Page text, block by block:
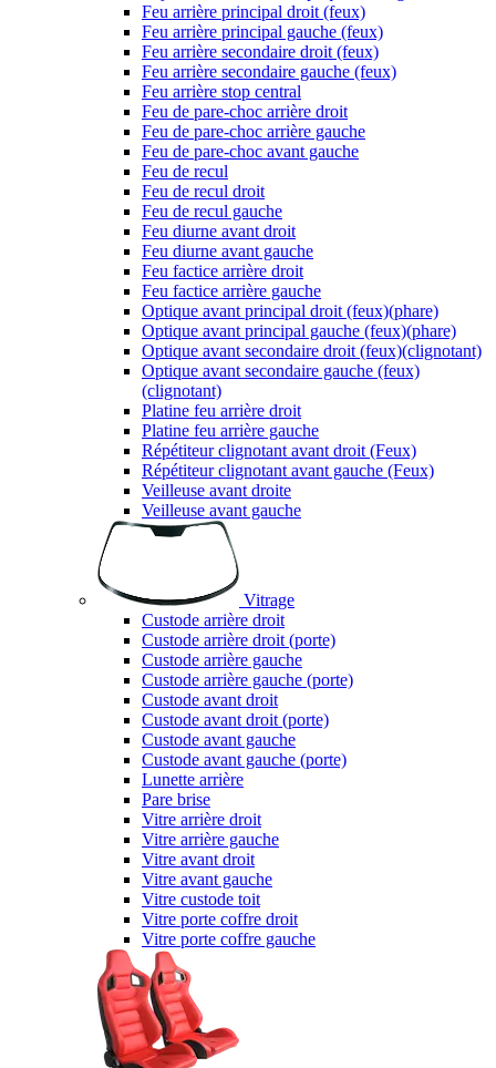
Feu arrière principal droit (feux)
Feu arrière principal gauche (feux)
Feu arrière secondaire droit (feux)
Feu arrière secondaire gauche (feux)
Feu arrière stop central
Feu de pare-choc arrière droit
Feu de pare-choc arrière gauche
Feu de pare-choc avant gauche
Feu de recul
Feu de recul droit
Feu de recul gauche
Feu diurne avant droit
Feu diurne avant gauche
Feu factice arrière droit
Feu factice arrière gauche
Optique avant principal droit (feux)(phare)
Optique avant principal gauche (feux)(phare)
Optique avant secondaire droit (feux)(clignotant)
Optique avant secondaire gauche (feux)
(clignotant)
Platine feu arrière droit
Platine feu arrière gauche
Répétiteur clignotant avant droit (Feux)
Répétiteur clignotant avant gauche (Feux)
Veilleuse avant droite
Veilleuse avant gauche
Vitrage
Custode arrière droit
Custode arrière droit (porte)
Custode arrière gauche
Custode arrière gauche (porte)
Custode avant droit
Custode avant droit (porte)
Custode avant gauche
Custode avant gauche (porte)
Lunette arrière
Pare brise
Vitre arrière droit
Vitre arrière gauche
Vitre avant droit
Vitre avant gauche
Vitre custode toit
Vitre porte coffre droit
Vitre porte coffre gauche